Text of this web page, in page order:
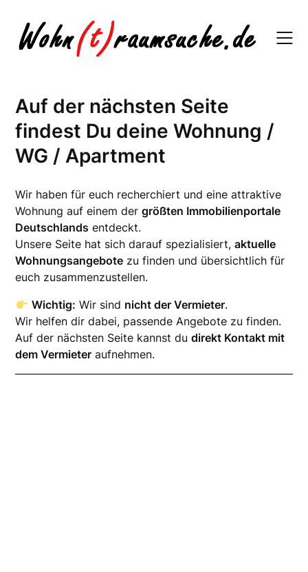
content
Auf der nächsten Seite
findest Du deine Wohnung /
WG / Apartment
Wir haben für euch recherchiert und eine attraktive
Wohnung auf einem dergrößten Immobilienportale
Deutschlands entdeckt.
Unsere Seite hat sich darauf spezialisiert,aktuelle
Wohnungsangebote zu finden und übersichtlich für
euch zusammenzustellen.
Wichtig: Wir sind nicht der Vermieter.
Wir helfen dir dabei, passende Angebote zu finden.
Auf der nächsten Seite kannst dudirekt Kontakt mit
dem Vermieter aufnehmen.